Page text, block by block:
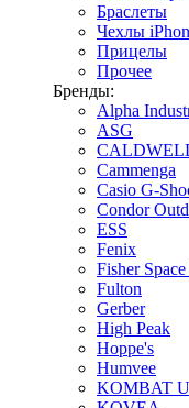
Браслеты
Чехлы
Прицелы
Прочее
Бренды:
Alpha
ASG
Cammenga
Casio G-
Condor
ESS
Fenix
Fisher Space
Fulton
Gerber
High Peak
Hoppe's
Humvee
KOMBAT